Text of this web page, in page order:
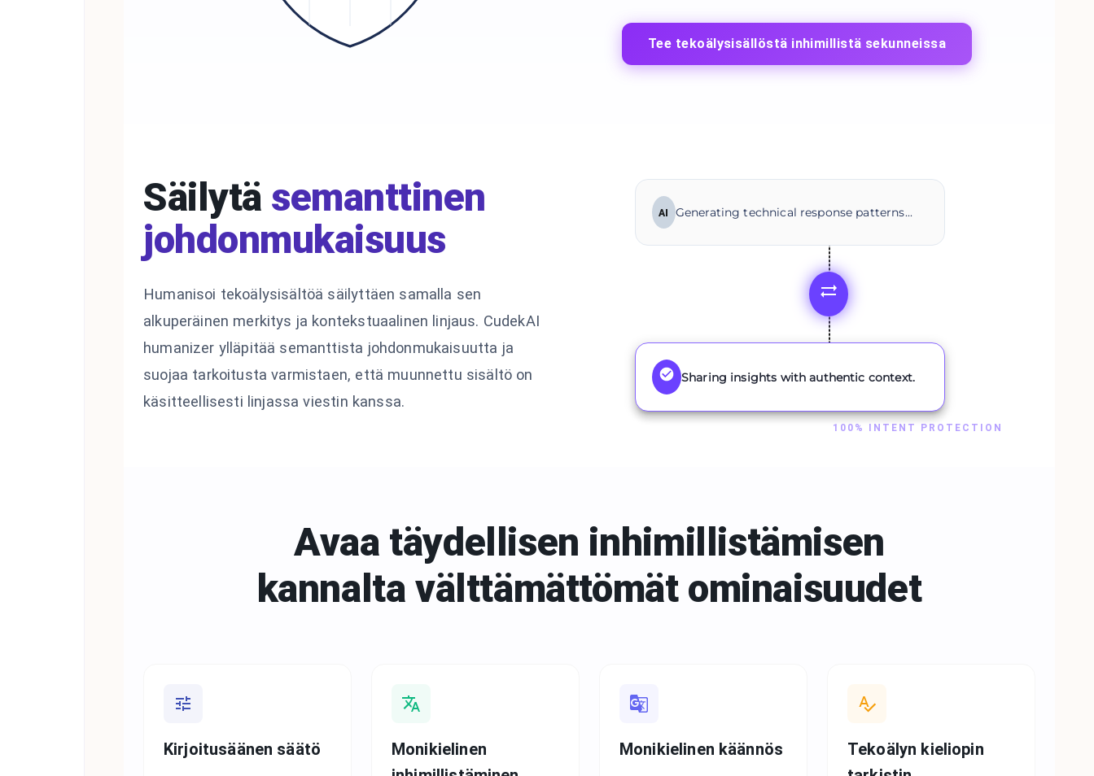
Tee tekoälysisällöstä inhimillistä sekunneissa
Säilytä semanttinen
johdonmukaisuus
Humanisoi tekoälysisältöä säilyttäen samalla sen
alkuperäinen merkitys ja kontekstuaalinen linjaus. CudekAI
humanizer ylläpitää semanttista johdonmukaisuutta ja
suojaa tarkoitusta varmistaen, että muunnettu sisältö on
käsitteellisesti linjassa viestin kanssa.
AI Generating technical response patterns...
Sharing insights with authentic context.
100% INTENT PROTECTION
Avaa täydellisen inhimillistämisen
kannalta välttämättömät ominaisuudet
Kirjoitusäänen säätö
Monikielinen
Monikielinen käännös
Tekoälyn kieliopin